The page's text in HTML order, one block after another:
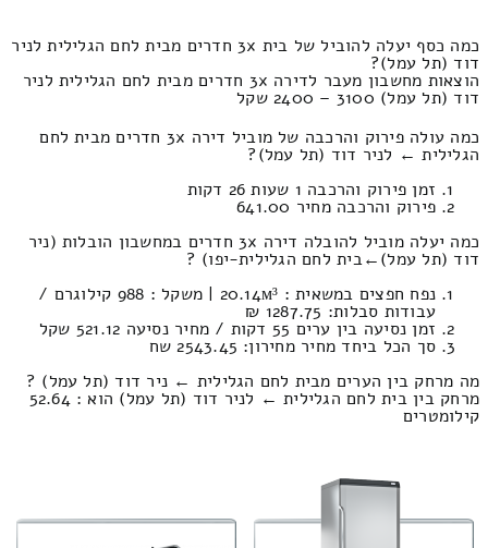
כמה כסף יעלה להוביל של בית 3x חדרים מבית לחם הגלילית לניר
דוד (תל עמל)?
הוצאות מחשבון מעבר לדירה 3x חדרים מבית לחם הגלילית לניר
דוד (תל עמל) 3100 – 2400 שקל
כמה עולה פירוק והרכבה של מוביל דירה 3x חדרים מבית לחם
הגלילית ← לניר דוד (תל עמל)?
זמן פירוק והרכבה 1 שעות 26 דקות
פירוק והרכבה מחיר 641.00
כמה יעלה מוביל להובלה דירה 3x חדרים במחשבון הובלות (ניר
דוד (תל עמל)‎←‏בית לחם הגלילית-יפו) ?
נפח חפצים במשאית : 20.14м³ | משקל : 988 קילוגרם /
עבודות סבלות: 1287.75 ₪
זמן נסיעה בין ערים 55 דקות / מחיר נסיעה 521.12 שקל
סך הכל ביחד מחיר מחירון: 2543.45 שח
מה מרחק בין הערים מבית לחם הגלילית ← ניר דוד (תל עמל) ?
מרחק בין בית לחם הגלילית ← לניר דוד (תל עמל) הוא : 52.64
קילומטרים